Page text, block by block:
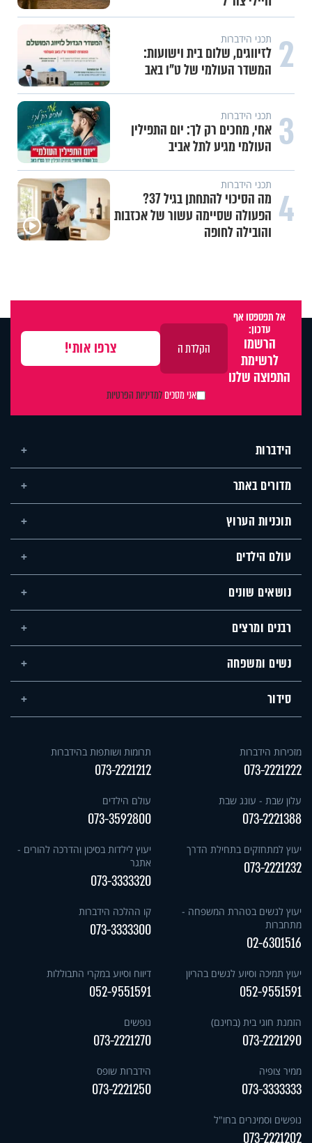
2 תכני הידברות
לזיווגים, שלום בית וישועות:
המשדר העולמי של ט"ו באב
3 תכני הידברות
אחי, מחכים רק לך: יום התפילין
העולמי מגיע לתל אביב
4 תכני הידברות
מה הסיכוי להתחתן בגיל 37?
הפעולה שסיימה עשור של אכזבות
והובילה לחופה
אל תפספסו אף
עדכון:
הרשמו
לרשימת
התפוצה שלנו
אני מסכיםלמדיניות הפרטיות
הידברות
מדורים באתר
תוכניות הערוץ
עולם הילדים
נושאים שונים
רבנים ומרצים
נשים ומשפחה
סידור
מזכירות הידברות
073-2221222
תרומות ושותפות בהידברות
073-2221212
עלון שבת - עונג שבת
073-2221388
עולם הילדים
073-3592800
יעוץ למתחזקים בתחילת הדרך
073-2221232
יעוץ לילדות בסיכון והדרכה להורים -
אתגר
073-3333320
יעוץ לנשים בטהרת המשפחה -
מתחברות
02-6301516
קו ההלכה הידברות
073-3333300
יעוץ תמיכה וסיוע לנשים בהריון
052-9551591
דיווח וסיוע במקרי התבוללות
052-9551591
הזמנת חוגי בית (בחינם)
073-2221290
נופשים
073-2221270
ממיר צופיה
073-3333333
הידברות שופס
073-2221250
נופשים וסמינרים בחו"ל
073-2221202